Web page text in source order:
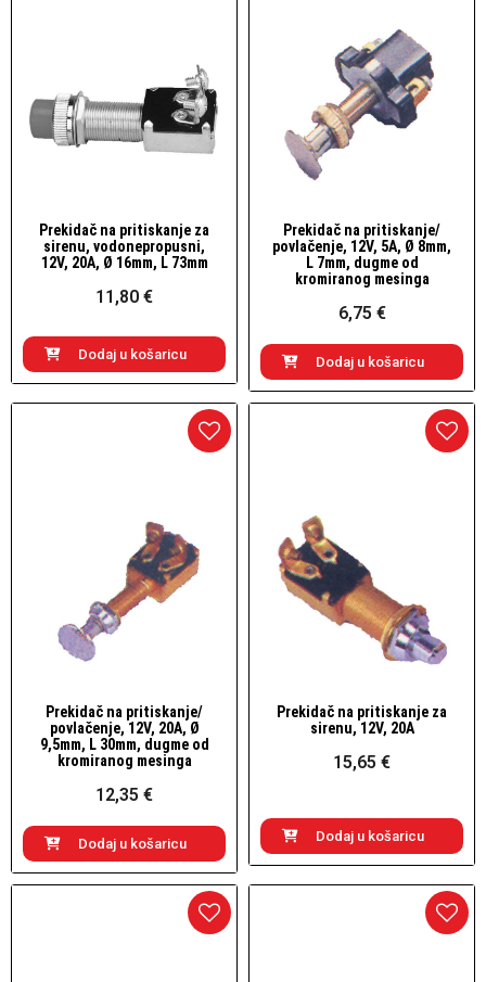
Brzi pogled
Prekidač na pritiskanje za
sirenu, vodonepropusni,
12V, 20A, Ø 16mm, L 73mm
11,80 €
Dodaj u košaricu
Brzi pogled
Prekidač na pritiskanje/
povlačenje, 12V, 5A, Ø 8mm,
L 7mm, dugme od
kromiranog mesinga
6,75 €
Dodaj u košaricu
Brzi pogled
Prekidač na pritiskanje/
povlačenje, 12V, 20A, Ø
9,5mm, L 30mm, dugme od
kromiranog mesinga
12,35 €
Dodaj u košaricu
Brzi pogled
Prekidač na pritiskanje za
sirenu, 12V, 20A
15,65 €
Dodaj u košaricu